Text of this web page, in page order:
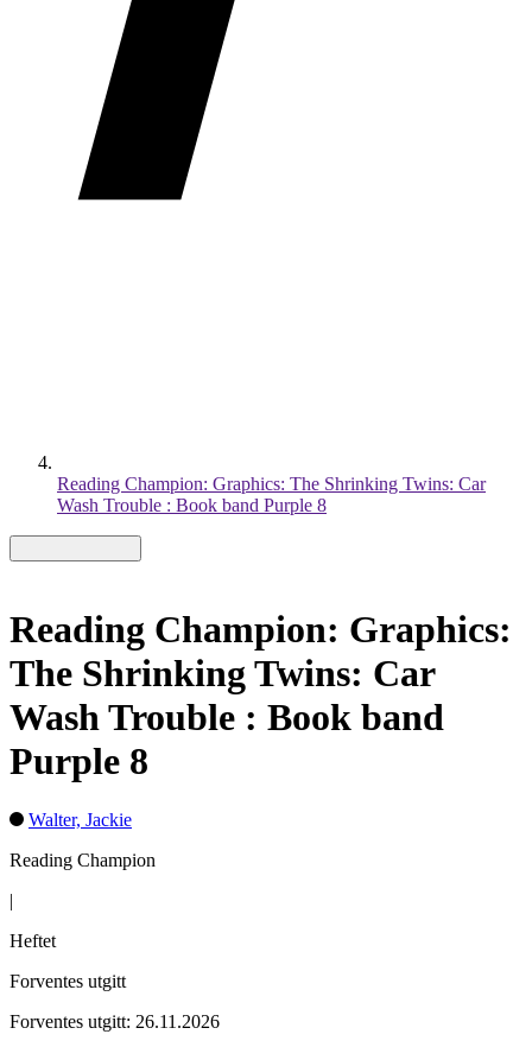
Reading Champion: Graphics: The Shrinking Twins: Car
Wash Trouble : Book band Purple 8
Reading Champion: Graphics:
The Shrinking Twins: Car
Wash Trouble : Book band
Purple 8
Walter, Jackie
Reading Champion
|
Heftet
Forventes utgitt
Forventes utgitt: 26.11.2026